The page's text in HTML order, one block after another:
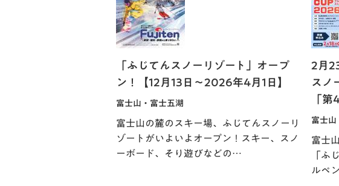
「ふじてんスノーリゾート」オープ
ン！【12月13日～2026年4月1日】
富士山・富士五湖
富士山の麓のスキー場、ふじてんスノーリ
ゾートがいよいよオープン！スキー、スノ
ーボード、そり遊びなどの…
2月
スノ
「
富士山
富士
「ふ
ルペ